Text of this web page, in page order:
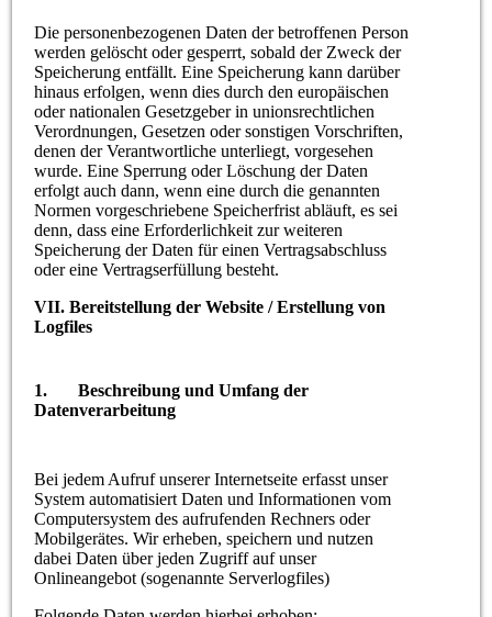
Die personenbezogenen Daten der betroffenen Person
werden gelöscht oder gesperrt, sobald der Zweck der
Speicherung entfällt. Eine Speicherung kann darüber
hinaus erfolgen, wenn dies durch den europäischen
oder nationalen Gesetzgeber in unionsrechtlichen
Verordnungen, Gesetzen oder sonstigen Vorschriften,
denen der Verantwortliche unterliegt, vorgesehen
wurde. Eine Sperrung oder Löschung der Daten
erfolgt auch dann, wenn eine durch die genannten
Normen vorgeschriebene Speicherfrist abläuft, es sei
denn, dass eine Erforderlichkeit zur weiteren
Speicherung der Daten für einen Vertragsabschluss
oder eine Vertragserfüllung besteht.
VII. Bereitstellung der Website / Erstellung von
Logfiles
1. Beschreibung und Umfang der
Datenverarbeitung
Bei jedem Aufruf unserer Internetseite erfasst unser
System automatisiert Daten und Informationen vom
Computersystem des aufrufenden Rechners oder
Mobilgerätes. Wir erheben, speichern und nutzen
dabei Daten über jeden Zugriff auf unser
Onlineangebot (sogenannte Serverlogfiles)